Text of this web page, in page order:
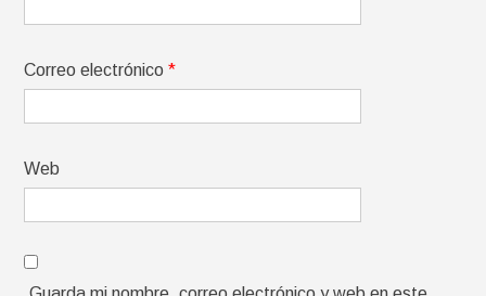
Correo electrónico *
Web